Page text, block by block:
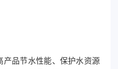
产品节水性能、保护水资源